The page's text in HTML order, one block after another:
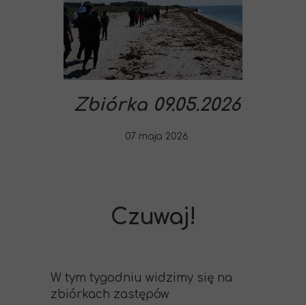
07 maja 2026
Zbiórka 09.05.2026
Czuwaj!
W tym tygodniu widzimy się na
zbiórkach zastępów